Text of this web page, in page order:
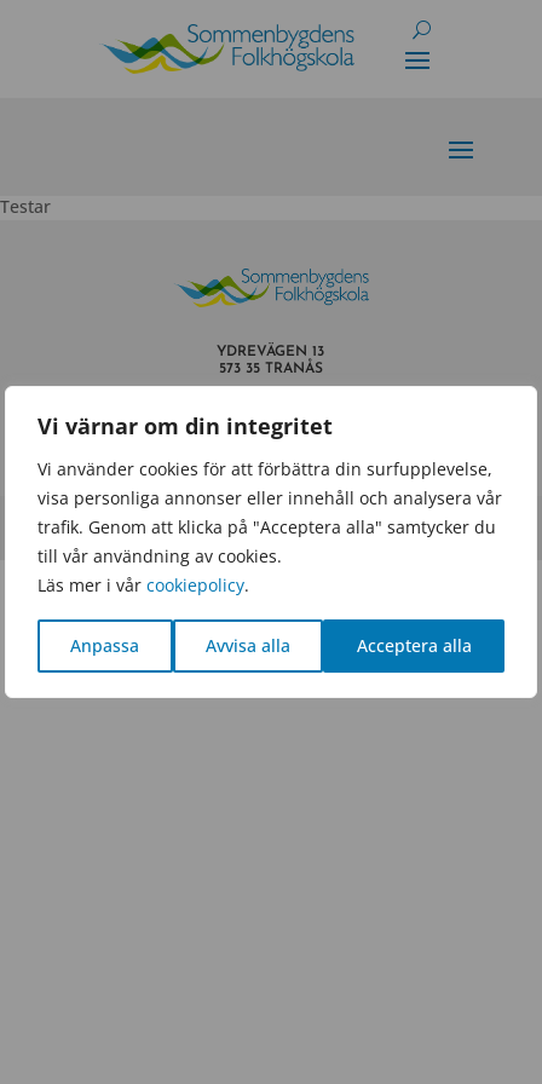
Vi värnar om din integritet
Vi använder cookies för att förbättra din surfupplevelse,
visa personliga annonser eller innehåll och analysera vår
trafik. Genom att klicka på "Acceptera alla" samtycker du
till vår användning av cookies.
Läs mer i vår cookiepolicy.
Anpassa Avvisa alla Acceptera alla
Testar
YDREVÄGEN 13
573 35 TRANÅS
TEL.0140 – 659 60
Powered byWisest